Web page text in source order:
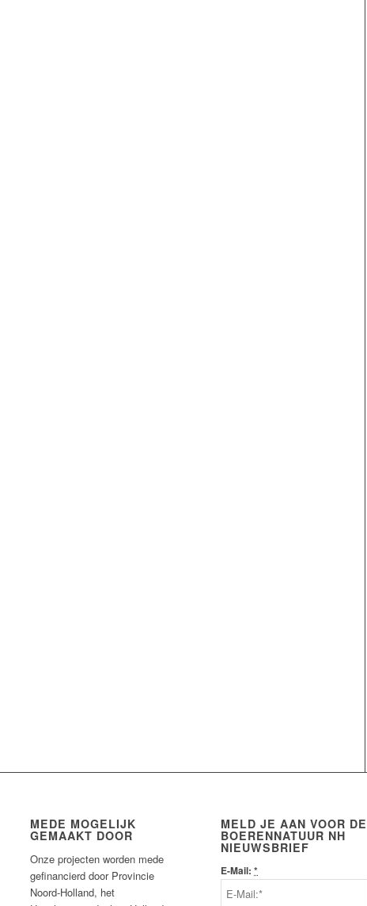
MEDE MOGELIJK
GEMAAKT DOOR
Onze projecten worden mede
gefinancierd door Provincie
Noord-Holland, het
MELD JE AAN VOOR DE
BOERENNATUUR NH
NIEUWSBRIEF
E-Mail:*